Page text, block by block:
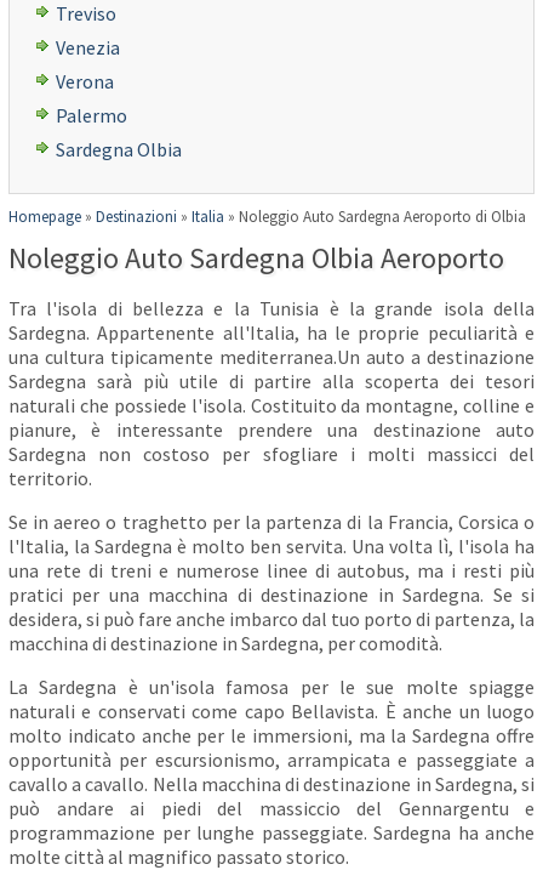
Treviso
Venezia
Verona
Palermo
Sardegna Olbia
Homepage » Destinazioni » Italia » Noleggio Auto Sardegna Aeroporto di Olbia
Noleggio Auto Sardegna Olbia Aeroporto
Tra l'isola di bellezza e la Tunisia è la grande isola della
Sardegna. Appartenente all'Italia, ha le proprie peculiarità e
una cultura tipicamente mediterranea.Un auto a destinazione
Sardegna sarà più utile di partire alla scoperta dei tesori
naturali che possiede l'isola. Costituito da montagne, colline e
pianure, è interessante prendere una destinazione auto
Sardegna non costoso per sfogliare i molti massicci del
territorio.
Se in aereo o traghetto per la partenza di la Francia, Corsica o
l'Italia, la Sardegna è molto ben servita. Una volta lì, l'isola ha
una rete di treni e numerose linee di autobus, ma i resti più
pratici per una macchina di destinazione in Sardegna. Se si
desidera, si può fare anche imbarco dal tuo porto di partenza, la
macchina di destinazione in Sardegna, per comodità.
La Sardegna è un'isola famosa per le sue molte spiagge
naturali e conservati come capo Bellavista. È anche un luogo
molto indicato anche per le immersioni, ma la Sardegna offre
opportunità per escursionismo, arrampicata e passeggiate a
cavallo a cavallo. Nella macchina di destinazione in Sardegna, si
può andare ai piedi del massiccio del Gennargentu e
programmazione per lunghe passeggiate. Sardegna ha anche
molte città al magnifico passato storico.